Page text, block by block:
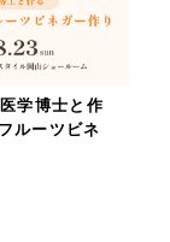
学博士と作
ルーツビネ